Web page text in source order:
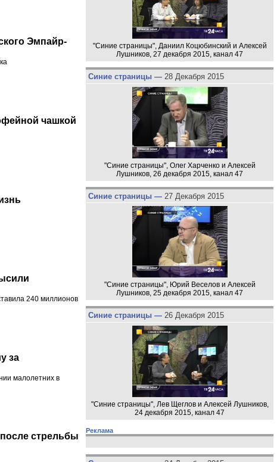
Эмпайр-
чашкой
240 миллионов
за
малолетних в
стрельбы
"Синие страницы", Даниил Коцюбинский и Алексей
Лушников, 27 декабря 2015, канал 47
Синие страницы — 28 Декабря 2015
"Синие страницы", Олег Харченко и Алексей
Лушников, 26 декабря 2015, канал 47
Синие страницы — 27 Декабря 2015
"Синие страницы", Юрий Веселов и Алексей
Лушников, 25 декабря 2015, канал 47
Синие страницы — 26 Декабря 2015
"Синие страницы", Лев Щеглов и Алексей Лушников,
24 декабря 2015, канал 47
Реклама